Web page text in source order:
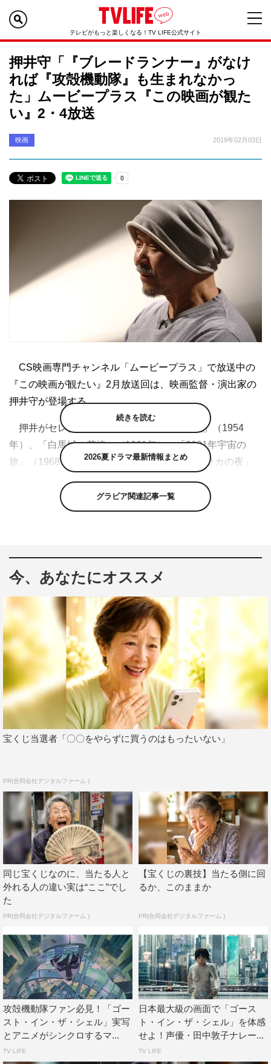
テレビがもっと楽しくなる！TV LIFE公式サイト
押井守「『ブレードランナー』がなけ
れば『攻殻機動隊』も生まれなかっ
た」ムービープラス『この映画が観た
い』2・4放送
映画 2019年02月03日
CS映画専門チャンネル「ムービープラス」で放送中の
『この映画が観たい』2月放送回は、映画監督・演出家の
押井守が登場する。
押井がセレクトした映画は、「宇宙水爆戦」（1954
年）、「白馬城の花嫁」（1961年）、「2001年宇宙の
旅」（1968年）、「映画に愛をこめて アメリカの夜」
（1973年）、「ブレードランナー」（1982年）の5作品。
番組では、押井がこれらの映画について熱く語る。
＜押井守 収録インタビュー＞
高校の途中までは、絶対にSF作家になると思っていて
「押井守SF傑作短編集1」なんてタイトルをつけて自分で
勝手に本を作ったりしていました。SF作家になりたくて
く横長で。かなり前のほうの席で観たからスクリーンが大
湾曲していて、宇宙船が“しなって”いました（笑）。そん
な状況での鑑賞だったけど、めちゃくちゃ感動した。脳天
に一発食らったっていう、痺れて立てないくらいだった。
今思うと、何をそんなに感動したのか分からないんですけ
ど。でも、そのあと30年くらい経ってから観たら、この映
画の正体が分かりました。「人間はなぜ人間になったか」
という思想的背景をそのまんま映画にしたような作品で
す。ストーリーや役者がすごいとか、そういう映画じゃな
く思想そのもの。それが分かるまでには随分と時間がかか
りましたね。あと、今のCGならもっとすごいものが作れ
るだろうと思ったら大間違いでさ。でっかい模型を作って
撮影した意味があるんです。CGは空気は映らないし、あ
っという間に古くなる。だけど人間が手で作ったものって
最後まで迫力や説得力がある。いまだにこれを超える宇宙
空間の迫力や存在感のある映画って、たぶんないと思いま
す。
続きを読む
2026夏ドラマ最新情報まとめ
グラビア関連記事一覧
今、あなたにオススメ
宝くじ当選者「〇〇をやらずに買うのはもったいない」
PR(合同会社デジタルファーム )
同じ宝くじなのに、当たる人と
外れる人の違い実は“ここ”でし
た
PR(合同会社デジタルファーム )
【宝くじの裏技】当たる側に回
るか、このままか
PR(合同会社デジタルファーム )
攻殻機動隊ファン必見！「ゴー
スト・イン・ザ・シェル」実写
とアニメがシンクロするマ...
TV LIFE
日本最大級の画面で「ゴース
ト・イン・ザ・シェル」を体感
せよ！声優・田中敦子ナレー...
TV LIFE